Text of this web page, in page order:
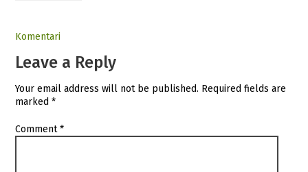
Komentari
Leave a Reply
Your email address will not be published. Required fields are
marked*
Comment*